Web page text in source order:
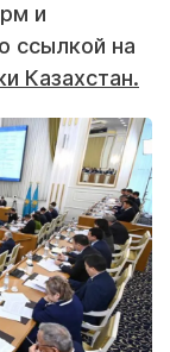
и
ссылкой на
Казахстан.